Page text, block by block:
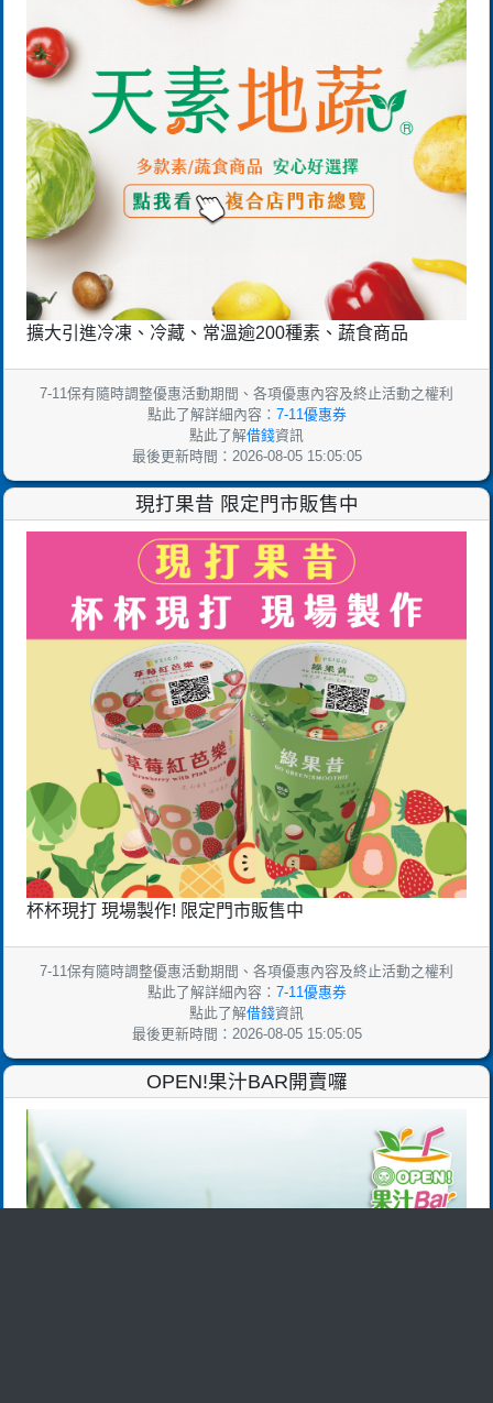
擴大引進冷凍、冷藏、常溫逾200種素、蔬食商品
7-11保有隨時調整優惠活動期間、各項優惠內容及終止活動之權利
點此了解詳細內容： 7-11優惠券
點此了解借錢資訊
最後更新時間：2026-08-05 15:05:05
現打果昔 限定門市販售中
杯杯現打 現場製作! 限定門市販售中
7-11保有隨時調整優惠活動期間、各項優惠內容及終止活動之權利
點此了解詳細內容： 7-11優惠券
點此了解借錢資訊
最後更新時間：2026-08-05 15:05:05
OPEN!果汁BAR開賣囉